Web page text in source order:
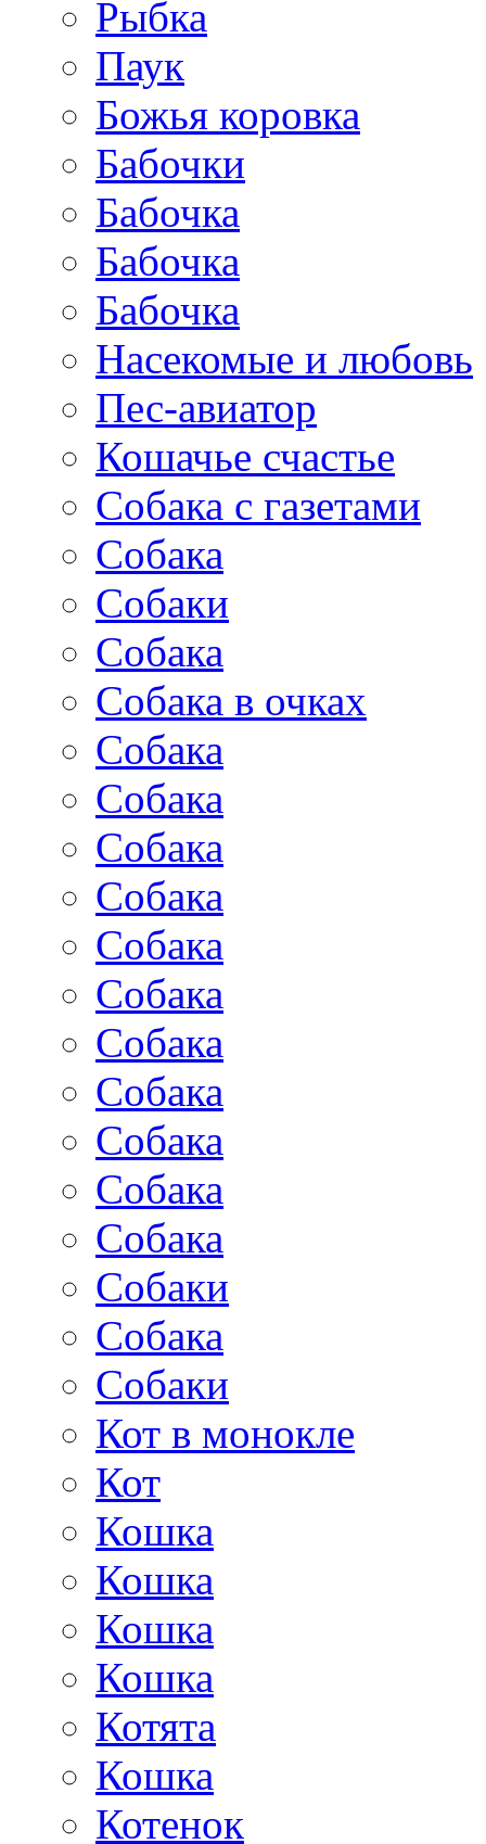
Рыбка
Паук
Божья коровка
Бабочки
Бабочка
Бабочка
Бабочка
Насекомые и любовь
Пес-авиатор
Кошачье счастье
Собака с газетами
Собака
Собаки
Собака
Собака в очках
Собака
Собака
Собака
Собака
Собака
Собака
Собака
Собака
Собака
Собака
Собака
Собаки
Собака
Собаки
Кот в монокле
Кот
Кошка
Кошка
Кошка
Кошка
Котята
Кошка
Котенок